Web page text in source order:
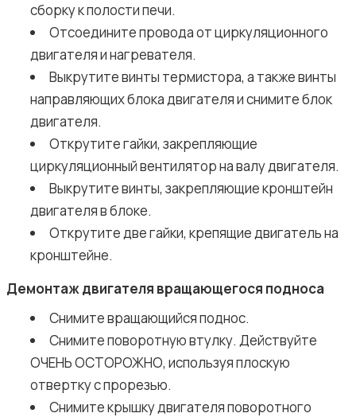
сборку к полости печи.
Отсоедините провода от циркуляционного
двигателя и нагревателя.
Выкрутите винты термистора, а также винты
направляющих блока двигателя и снимите блок
двигателя.
Открутите гайки, закрепляющие
циркуляционный вентилятор на валу двигателя.
Выкрутите винты, закрепляющие кронштейн
двигателя в блоке.
Открутите две гайки, крепящие двигатель на
кронштейне.
Демонтаж двигателя вращающегося подноса
Снимите вращающийся поднос.
Снимите поворотную втулку. Действуйте
ОЧЕНЬ ОСТОРОЖНО, используя плоскую
отвертку с прорезью.
Снимите крышку двигателя поворотного